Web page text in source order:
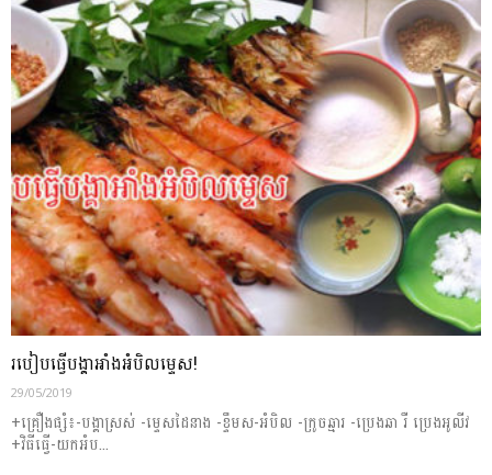
របៀបធ្វើបង្គាអាំងអំបិលម្ទេស!
29/05/2019
+គ្រឿងផ្សំ៖-បង្គាស្រស់ -ម្ទេសដៃនាង -ខ្ទឹមស-អំបិល -ក្រូចឆ្មារ -ប្រេងឆា រឺ ប្រេងអូលីវ
+វិធីធ្វើ-យកអំប...